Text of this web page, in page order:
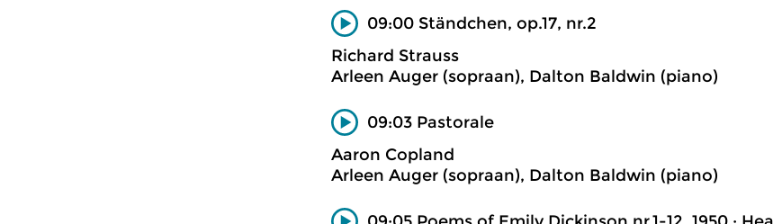
09:00 Ständchen, op.17, nr.2
Richard Strauss
Arleen Auger (sopraan), Dalton Baldwin (piano)
09:03 Pastorale
Aaron Copland
Arleen Auger (sopraan), Dalton Baldwin (piano)